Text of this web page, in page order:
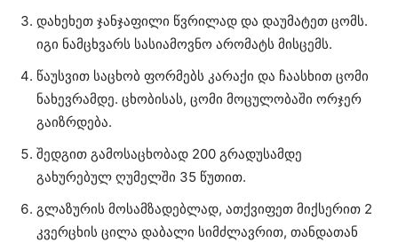
დახეხეთ ჯანჯაფილი წვრილად და დაუმატეთ ცომს.
იგი ნამცხვარს სასიამოვნო არომატს მისცემს.
წაუსვით საცხობ ფორმებს კარაქი და ჩაასხით ცომი
ნახევრამდე. ცხობისას, ცომი მოცულობაში ორჯერ
გაიზრდება.
შედგით გამოსაცხობად 200 გრადუსამდე
გახურებულ ღუმელში 35 წუთით.
გლაზურის მოსამზადებლად, ათქვიფეთ მიქსერით 2
კვერცხის ცილა დაბალი სიმძლავრით, თანდათან